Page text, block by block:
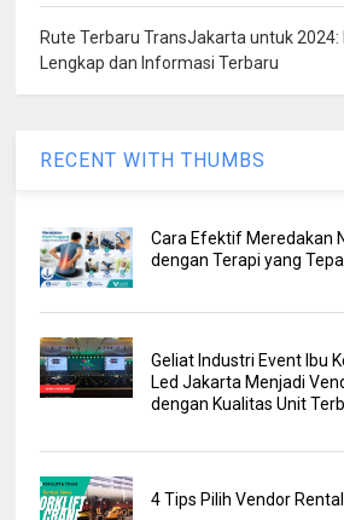
Rute Terbaru TransJakarta untuk 2024:
Lengkap dan Informasi Terbaru
RECENT WITH THUMBS
Cara Efektif Meredakan
dengan Terapi yang
Geliat Industri Event Ibu
Led Jakarta Menjadi
dengan Kualitas Unit
4 Tips Pilih Vendor